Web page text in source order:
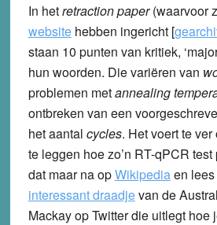
In hetretraction paper(waarvoor
websitehebben ingericht [
staan 10 punten van kritiek,
hun woorden. Die variëren van
problemen metannealing
ontbreken van een
het aantal cycles. Het voert te
te leggen hoe zo’n RT-qPCR
dat maar na opWikipediaen lees
interessant draadjevan de
Mackay op Twitter die uitlegt hoe